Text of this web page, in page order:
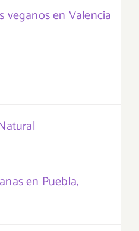
veganos en Valencia
en Puebla,